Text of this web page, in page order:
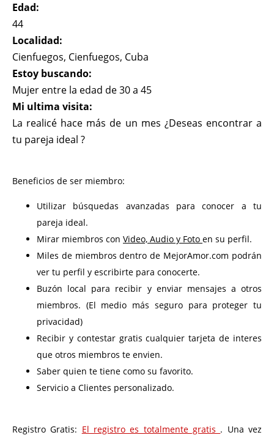
Edad:
44
Localidad:
Cienfuegos, Cienfuegos, Cuba
Estoy buscando:
Mujer entre la edad de 30 a 45
Mi ultima visita:
La realicé hace más de un mes ¿Deseas encontrar a
tu pareja ideal ?
Beneficios de ser miembro:
Utilizar búsquedas avanzadas para conocer a tu
pareja ideal.
Mirar miembros con Video, Audio y Foto en su perfil.
Miles de miembros dentro de MejorAmor.com podrán
ver tu perfil y escribirte para conocerte.
Buzón local para recibir y enviar mensajes a otros
miembros. (El medio más seguro para proteger tu
privacidad)
Recibir y contestar gratis cualquier tarjeta de interes
que otros miembros te envien.
Saber quien te tiene como su favorito.
Servicio a Clientes personalizado.
Registro Gratis: El registro es totalmente gratis . Una vez